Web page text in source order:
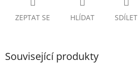
ZEPTAT SE HLÍDAT SDÍLET
Související produkty